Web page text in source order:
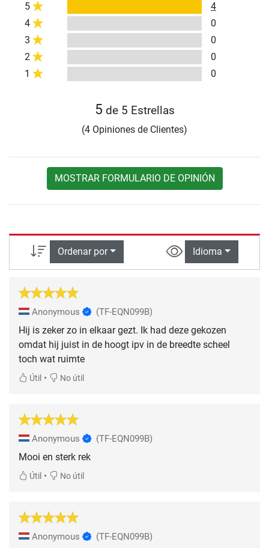
5
4
4
0
3
0
2
0
1
0
5 de 5 Estrellas
(4 Opiniones de Clientes)
MOSTRAR FORMULARIO DE OPINIÓN
Ordenar por Idioma
Anonymous (TF-EQN099B)
Hij is zeker zo in elkaar gezt. Ik had deze gekozen
omdat hij juist in de hoogt ipv in de breedte scheel
toch wat ruimte
Útil • No útil
Anonymous (TF-EQN099B)
Mooi en sterk rek
Útil • No útil
Anonymous (TF-EQN099B)